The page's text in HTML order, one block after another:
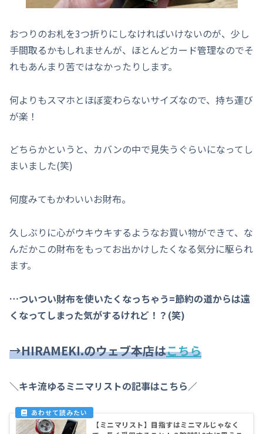
おつりのお札を3つ折りにしなければいけないのが、少し
手間取るかもしれませんが、ほとんどカード管理なのでそ
れもあんまり苦ではなかったりします。
何よりもスマホとほぼ変わらないサイズなので、持ち運び
が楽！
どちらかというと、カバンの中で見失うぐらいになってし
まいました(笑)
何度みてもかわいいお財布。
久しぶりに心がウキウキするようなお買い物ができて、な
んだかこの財布をもってお出かけしたくなる気分に駆られ
ます。
…ついつい財布を使いたくなっちゃう=節約の道からは遠
くなってしまった気がするけれど！？(笑)
→HIRAMEKI.のウェブ本店はこちら
＼キキ流ゆるミニマリストの記事はこちら／
【ミニマリスト】目指すはミニマルじゃなく